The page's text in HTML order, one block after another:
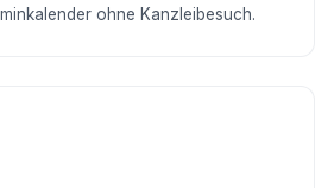
ohne Kanzleibesuch.